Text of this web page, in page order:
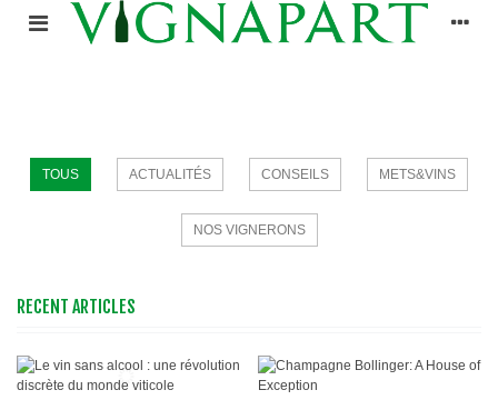
TOUS ACTUALITÉS CONSEILS METS&VINS
NOS VIGNERONS
RECENT ARTICLES